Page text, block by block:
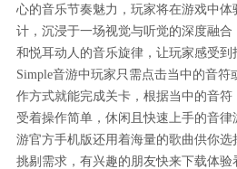
心的音乐节奏魅力，玩家将在游戏中
计，沉浸于一场视觉与听觉的深度融
和悦耳动人的音乐旋律，让玩家感受
Simple音游中玩家只需点击当中的音
作方式就能完成关卡，根据当中的音
受着操作简单，休闲且快速上手的音律
游官方手机版还用着海量的歌曲供你
挑剔需求，有兴趣的朋友快来下载体验